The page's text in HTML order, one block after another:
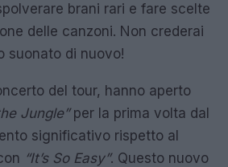
brani rari e fare scelte
delle canzoni. Non crederai
suonato di nuovo!
del tour, hanno aperto
Jungle”per la prima volta dal
significativo rispetto al
“It’s So Easy”. Questo nuovo